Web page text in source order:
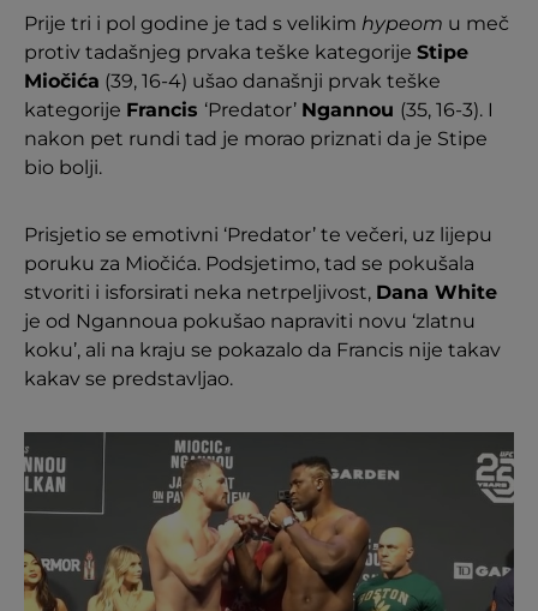
Prije tri i pol godine je tad s velikim hypeom u meč
protiv tadašnjeg prvaka teške kategorije Stipe
Miočića (39, 16-4) ušao današnji prvak teške
kategorije Francis ‘Predator’ Ngannou (35, 16-3). I
nakon pet rundi tad je morao priznati da je Stipe
bio bolji.
Prisjetio se emotivni ‘Predator’ te večeri, uz lijepu
poruku za Miočića. Podsjetimo, tad se pokušala
stvoriti i isforsirati neka netrpeljivost, Dana White
je od Ngannoua pokušao napraviti novu ‘zlatnu
koku’, ali na kraju se pokazalo da Francis nije takav
kakav se predstavljao.